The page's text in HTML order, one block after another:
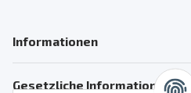
Informationen
Gesetzliche Informationen